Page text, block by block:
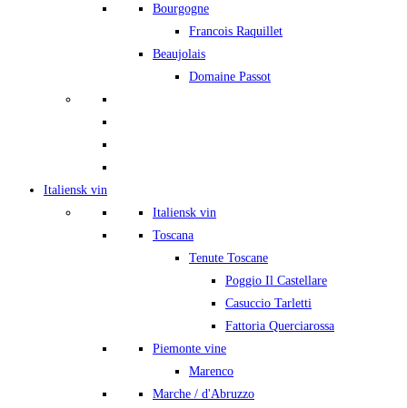
Bourgogne
Francois Raquillet
Beaujolais
Domaine Passot
Italiensk vin
Italiensk vin
Toscana
Tenute Toscane
Poggio Il Castellare
Casuccio Tarletti
Fattoria Querciarossa
Piemonte vine
Marenco
Marche / d'Abruzzo